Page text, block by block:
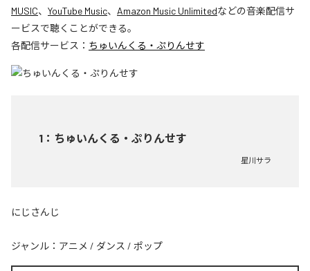
MUSIC、 YouTube Music、 Amazon Music Unlimitedなどの音楽配信サ
ービスで聴くことができる。
各配信サービス： ちゅいんくる・ぷりんせす
1 ： ちゅいんくる・ぷりんせす
星川サラ
にじさんじ
ジャンル： アニメ / ダンス / ポップ